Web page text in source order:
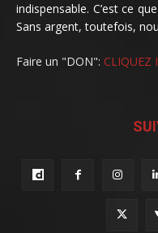
indispensable. C’est ce
Sans argent, toutefois,
Faire un "DON": CLIQUEZ